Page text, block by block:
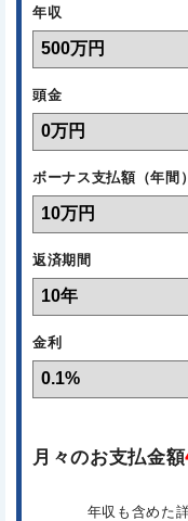
年収
頭金
ボーナス支払額（年間）
返済期間
金利
月々のお支払金額
年収も含めた